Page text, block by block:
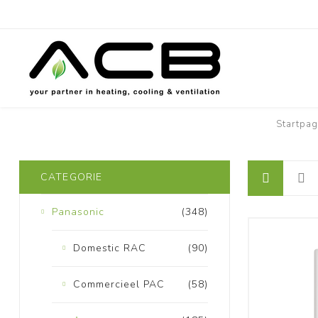
CATEGORIE
(348)
Panasonic
(90)
Domestic RAC
(58)
Commercieel PAC